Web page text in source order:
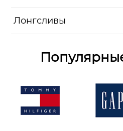
Лонгсливы